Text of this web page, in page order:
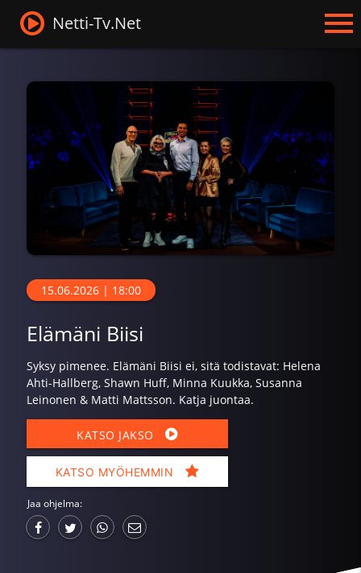
Netti-Tv.Net
15.06.2026 | 18:00
Elämäni Biisi
Syksy pimenee. Elämäni Biisi ei, sitä todistavat: Helena
Ahti-Hallberg, Shawn Huff, Minna Kuukka, Susanna
Leinonen & Matti Mattsson. Katja juontaa.
KATSO JAKSO
KATSO MYÖHEMMIN
Jaa ohjelma: